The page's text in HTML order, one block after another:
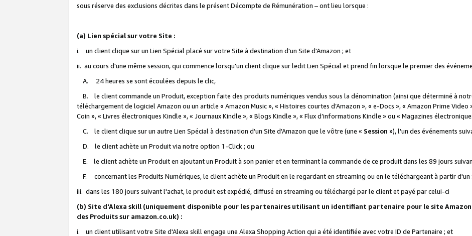
sous réserve des exclusions décrites dans le présent Décompte de Rémunération – ont lieu lorsque :
(a) Lien spécial sur votre Site :
i. un client clique sur un Lien Spécial placé sur votre Site à destination d'un Site d'Amazon ; et
ii. au cours d'une même session, qui commence lorsqu'un client clique sur ledit Lien Spécial et prend fin lorsque le premier des
A. 24 heures se sont écoulées depuis le clic,
B. le client commande un Produit, exception faite des produits numériques vendus sous la dénomination (ainsi que déterminé à
téléchargement de logiciel Amazon ou un article « Amazon Music », « Histoires courtes d’Amazon », « e-Docs », « Amazon Prime Video
Coin », « Livres électroniques Kindle », « Journaux Kindle », « Blogs Kindle », « Flux d’informations Kindle » ou « Magazines
C. le client clique sur un autre Lien Spécial à destination d'un Site d'Amazon que le vôtre (une « Session »), l'un des événements
D. le client achète un Produit via notre option 1-Click ; ou
E. le client achète un Produit en ajoutant un Produit à son panier et en terminant la commande de ce produit dans les 89 jours
F. concernant les Produits Numériques, le client achète un Produit en le regardant en streaming ou en le téléchargeant à partir d'un
iii. dans les 180 jours suivant l'achat, le produit est expédié, diffusé en streaming ou téléchargé par le client et payé par celui-ci
(b) Site d'Alexa skill (uniquement disponible pour les partenaires utilisant un identifiant partenaire pour le site Amazon
des Produits sur amazon.co.uk) :
i. un client utilisant votre Site d'Alexa skill engage une Alexa Shopping Action qui a été identifiée avec votre ID de Partenaire ; et